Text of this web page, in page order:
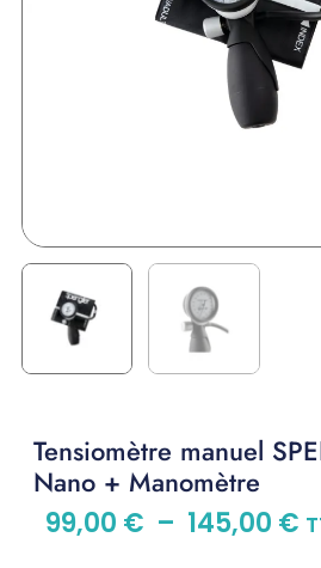
Tensiomètre manuel
Nano + Manomètre
99,00 € – 145,00 €